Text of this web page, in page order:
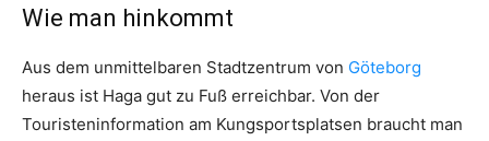
Wie man hinkommt
Aus dem unmittelbaren Stadtzentrum von Göteborg
heraus ist Haga gut zu Fuß erreichbar. Von der
Touristeninformation am Kungsportsplatsen braucht man